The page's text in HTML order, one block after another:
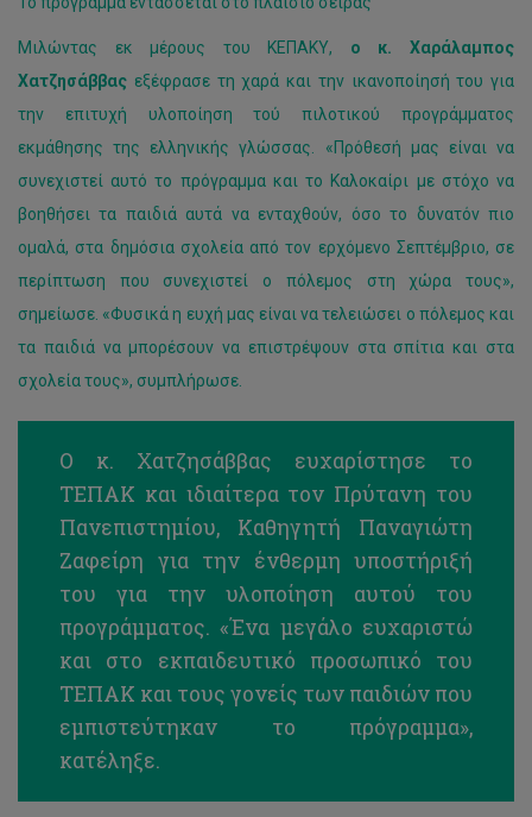
Μιλώντας εκ μέρους του ΚΕΠΑΚΥ, ο κ. Χαράλαμπος
Χατζησάββας εξέφρασε τη χαρά και την ικανοποίησή του για
την επιτυχή υλοποίηση τού πιλοτικού προγράμματος
εκμάθησης της ελληνικής γλώσσας. «Πρόθεσή μας είναι να
συνεχιστεί αυτό το πρόγραμμα και το Καλοκαίρι με στόχο να
βοηθήσει τα παιδιά αυτά να ενταχθούν, όσο το δυνατόν πιο
ομαλά, στα δημόσια σχολεία από τον ερχόμενο Σεπτέμβριο, σε
περίπτωση που συνεχιστεί ο πόλεμος στη χώρα τους»,
σημείωσε. «Φυσικά η ευχή μας είναι να τελειώσει ο πόλεμος και
τα παιδιά να μπορέσουν να επιστρέψουν στα σπίτια και στα
σχολεία τους», συμπλήρωσε.
Ο κ. Χατζησάββας ευχαρίστησε το
ΤΕΠΑΚ και ιδιαίτερα τον Πρύτανη του
Πανεπιστημίου, Καθηγητή Παναγιώτη
Ζαφείρη για την ένθερμη υποστήριξή
του για την υλοποίηση αυτού του
προγράμματος. «Ένα μεγάλο ευχαριστώ
και στο εκπαιδευτικό προσωπικό του
ΤΕΠΑΚ και τους γονείς των παιδιών που
εμπιστεύτηκαν το πρόγραμμα»,
κατέληξε.